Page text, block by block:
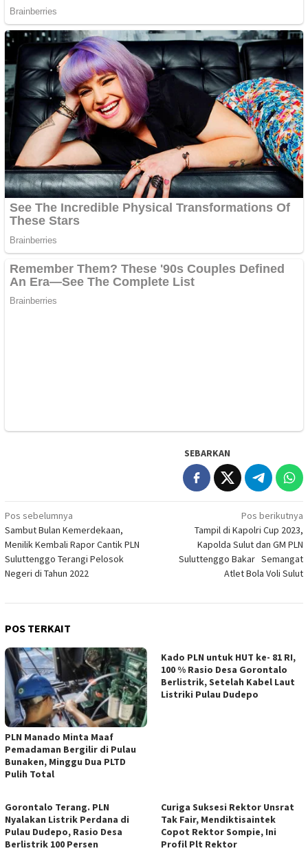
SEBARKAN
Navigasi
pos
Pos sebelumnya
Sambut Bulan Kemerdekaan,
Menilik Kembali Rapor Cantik PLN
Suluttenggo Terangi Pelosok
Negeri di Tahun 2022
Pos berikutnya
Tampil di Kapolri Cup 2023,
Kapolda Sulut dan GM PLN
Suluttenggo Bakar Semangat
Atlet Bola Voli Sulut
POS TERKAIT
PLN Manado Minta Maaf
Pemadaman Bergilir di Pulau
Bunaken, Minggu Dua PLTD
Pulih Total
Kado PLN untuk HUT ke- 81 RI,
100 % Rasio Desa Gorontalo
Berlistrik, Setelah Kabel Laut
Listriki Pulau Dudepo
Gorontalo Terang. PLN
Nyalakan Listrik Perdana di
Pulau Dudepo, Rasio Desa
Berlistrik 100 Persen
Curiga Suksesi Rektor Unsrat
Tak Fair, Mendiktisaintek
Copot Rektor Sompie, Ini
Profil Plt Rektor